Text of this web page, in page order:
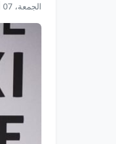
الجمعة، 07 أغسطس 2026